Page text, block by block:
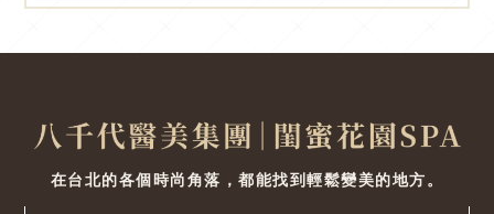
在台北的各個時尚角落，都能找到輕鬆變美的地方。